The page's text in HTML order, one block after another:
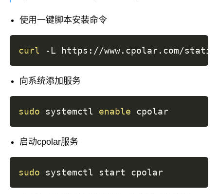
使用一键脚本安装命令
curl -L https://www.cpolar.com/
向系统添加服务
sudo systemctl enable
启动cpolar服务
sudo